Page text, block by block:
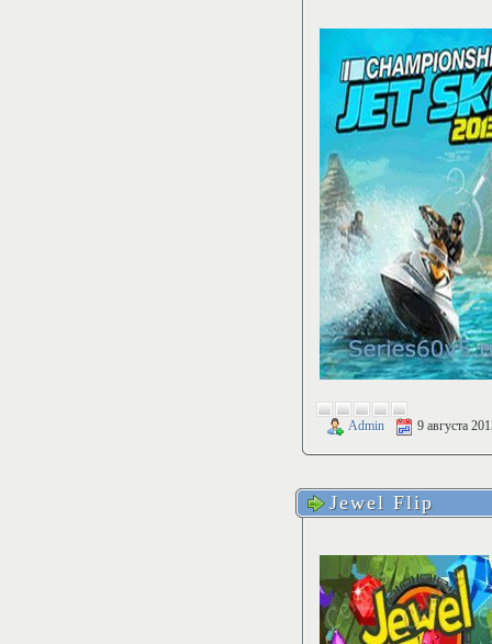
Admin 9 августа
Jewel Flip